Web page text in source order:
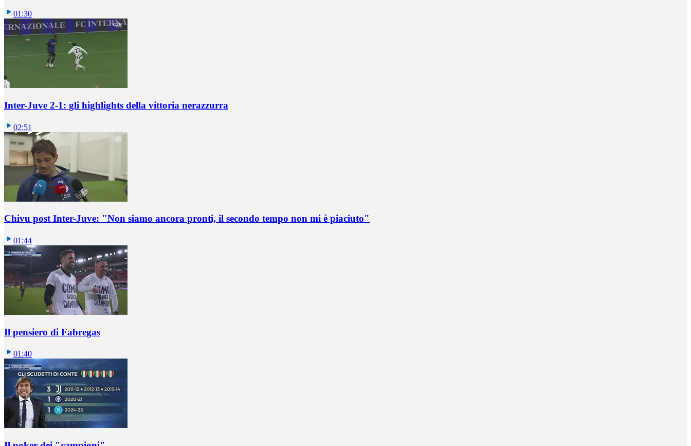
01:30
Inter-Juve 2-1: gli highlights della vittoria nerazzurra
02:51
Chivu post Inter-Juve: "Non siamo ancora pronti, il secondo tempo non mi è piaciuto"
01:44
Il pensiero di Fabregas
01:40